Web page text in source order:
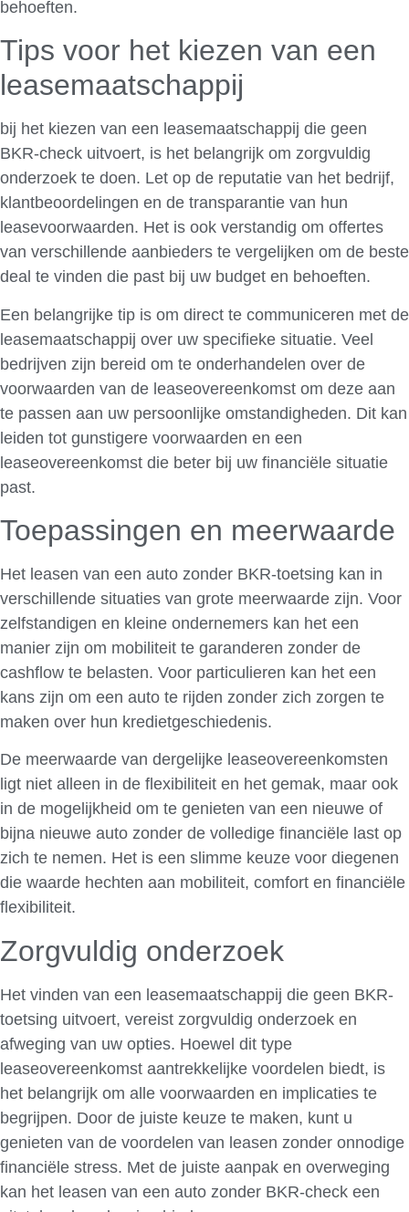
behoeften.
Tips voor het kiezen van een
leasemaatschappij
bij het kiezen van een leasemaatschappij die geen
BKR-check uitvoert, is het belangrijk om zorgvuldig
onderzoek te doen. Let op de reputatie van het bedrijf,
klantbeoordelingen en de transparantie van hun
leasevoorwaarden. Het is ook verstandig om offertes
van verschillende aanbieders te vergelijken om de beste
deal te vinden die past bij uw budget en behoeften.
Een belangrijke tip is om direct te communiceren met de
leasemaatschappij over uw specifieke situatie. Veel
bedrijven zijn bereid om te onderhandelen over de
voorwaarden van de leaseovereenkomst om deze aan
te passen aan uw persoonlijke omstandigheden. Dit kan
leiden tot gunstigere voorwaarden en een
leaseovereenkomst die beter bij uw financiële situatie
past.
Toepassingen en meerwaarde
Het leasen van een auto zonder BKR-toetsing kan in
verschillende situaties van grote meerwaarde zijn. Voor
zelfstandigen en kleine ondernemers kan het een
manier zijn om mobiliteit te garanderen zonder de
cashflow te belasten. Voor particulieren kan het een
kans zijn om een auto te rijden zonder zich zorgen te
maken over hun kredietgeschiedenis.
De meerwaarde van dergelijke leaseovereenkomsten
ligt niet alleen in de flexibiliteit en het gemak, maar ook
in de mogelijkheid om te genieten van een nieuwe of
bijna nieuwe auto zonder de volledige financiële last op
zich te nemen. Het is een slimme keuze voor diegenen
die waarde hechten aan mobiliteit, comfort en financiële
flexibiliteit.
Zorgvuldig onderzoek
Het vinden van een leasemaatschappij die geen BKR-
toetsing uitvoert, vereist zorgvuldig onderzoek en
afweging van uw opties. Hoewel dit type
leaseovereenkomst aantrekkelijke voordelen biedt, is
het belangrijk om alle voorwaarden en implicaties te
begrijpen. Door de juiste keuze te maken, kunt u
genieten van de voordelen van leasen zonder onnodige
financiële stress. Met de juiste aanpak en overweging
kan het leasen van een auto zonder BKR-check een